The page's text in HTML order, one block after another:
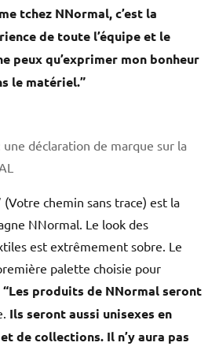
tchez NNormal, c’est la
de toute l’équipe et le
peux qu’exprimer mon bonheur
le matériel.”
déclaration de marque sur la
(Votre chemin sans trace) est la
NNormal. Le look des
est extrêmement sobre. Le
palette choisie pour
“Les produits de NNormal seront
Ils seront aussi unisexes en
de collections. Il n’y aura pas